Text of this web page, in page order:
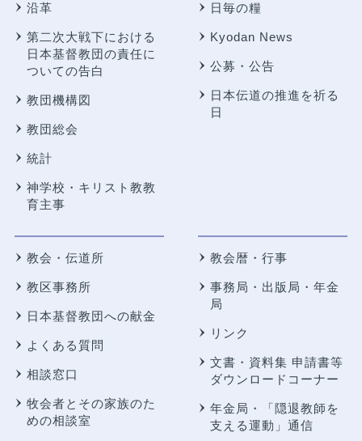
沿革
第二次大戦下における
日本基督教団の責任に
ついての告白
教団機構図
教団総会
統計
神学校・キリスト教教
育主事
日毎の糧
Kyodan News
公募・公告
日本伝道の推進を祈る
日
教会・伝道所
教区事務所
日本基督教団への献金
よくある質問
相談窓口
牧会者とその家族のた
めの相談室
教会暦・行事
事務局・出版局・年金
局
リンク
文書・資料集 申請書等
ダウンロードコーナー
年金局・
「隠退教師を
支える運動」通信